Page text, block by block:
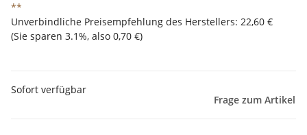
**
Unverbindliche Preisempfehlung des Herstellers: 22,60 €
(Sie sparen 3.1%, also 0,70 €)
Sofort verfügbar
Frage zum Artikel